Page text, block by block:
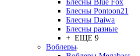
Блесны Blue Fox
Блесны Pontoon21
Блесны Daiwa
Блесны разные
+ ЕЩЕ 9
Воблеры